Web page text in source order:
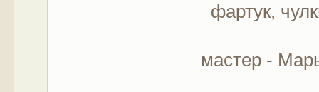
фартук,
мастер -